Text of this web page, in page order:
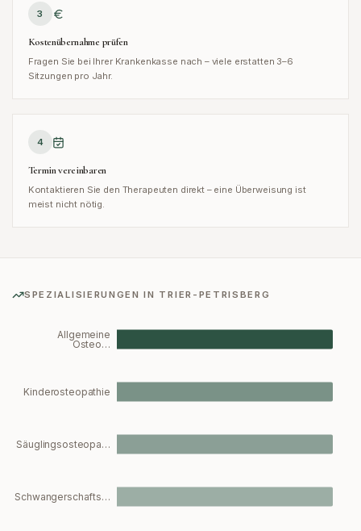
3
Kostenübernahme prüfen
Fragen Sie bei Ihrer Krankenkasse nach – viele erstatten 3–6
Sitzungen pro Jahr.
4
Termin vereinbaren
Kontaktieren Sie den Therapeuten direkt – eine Überweisung ist
meist nicht nötig.
SPEZIALISIERUNGEN IN TRIER-PETRISBERG
Allgemeine
Osteo…
Kinderosteopathie
Säuglingsosteopa…
Schwangerschafts…